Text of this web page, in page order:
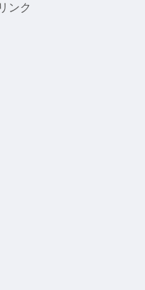
年にオープンしてカイム
ンク